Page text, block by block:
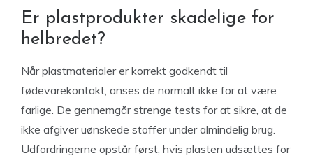
Er plastprodukter skadelige for
helbredet?
Når plastmaterialer er korrekt godkendt til
fødevarekontakt, anses de normalt ikke for at være
farlige. De gennemgår strenge tests for at sikre, at de
ikke afgiver uønskede stoffer under almindelig brug.
Udfordringerne opstår først, hvis plasten udsættes for